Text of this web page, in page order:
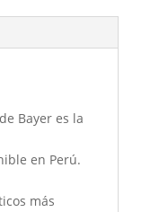
Bayer es la
en Perú.
más